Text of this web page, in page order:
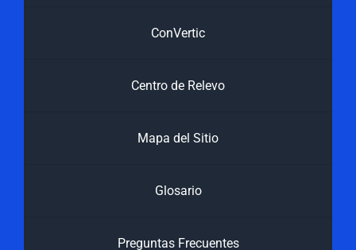
ConVertic
Centro de Relevo
Mapa del Sitio
Glosario
Preguntas Frecuentes